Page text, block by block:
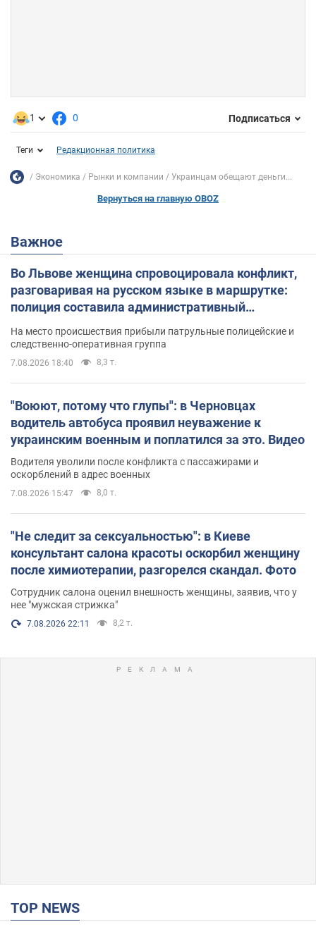
1 0 Подписаться
Теги Редакционная политика
Экономика Рынки и компании Украинцам обещают деньги...
Вернуться на главную OBOZ
Важное
Во Львове женщина спровоцировала конфликт,
разговаривая на русском языке в маршрутке:
полиция составила административный
На место происшествия прибыли патрульные полицейские и
следственно-оперативная группа
7.08.2026 18:40 8,3 т.
"Воюют, потому что глупы": в Черновцах
водитель автобуса проявил неуважение к
украинским военным и поплатился за это. Видео
Водителя уволили после конфликта с пассажирами и
оскорблений в адрес военных
7.08.2026 15:47 8,0 т.
"Не следит за сексуальностью": в Киеве
консультант салона красоты оскорбил женщину
после химиотерапии, разгорелся скандал. Фото
Сотрудник салона оценил внешность женщины, заявив, что у
нее "мужская стрижка"
7.08.2026 22:11 8,2 т.
TOP NEWS